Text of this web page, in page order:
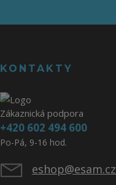
KONTAKTY
Zákaznická podpora
+420 602 494 600
Po-Pá, 9-16 hod.
eshop@esam.cz